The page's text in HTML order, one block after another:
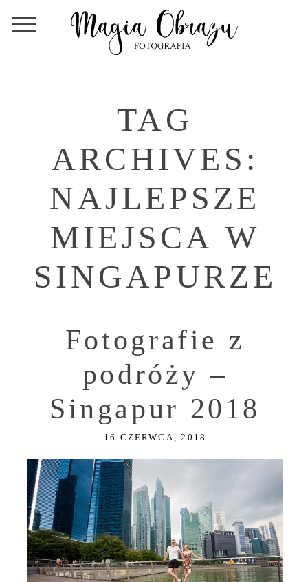
TAG
ARCHIVES:
NAJLEPSZE
MIEJSCA W
SINGAPURZE
Fotografie z
podróży –
Singapur 2018
16 CZERWCA, 2018